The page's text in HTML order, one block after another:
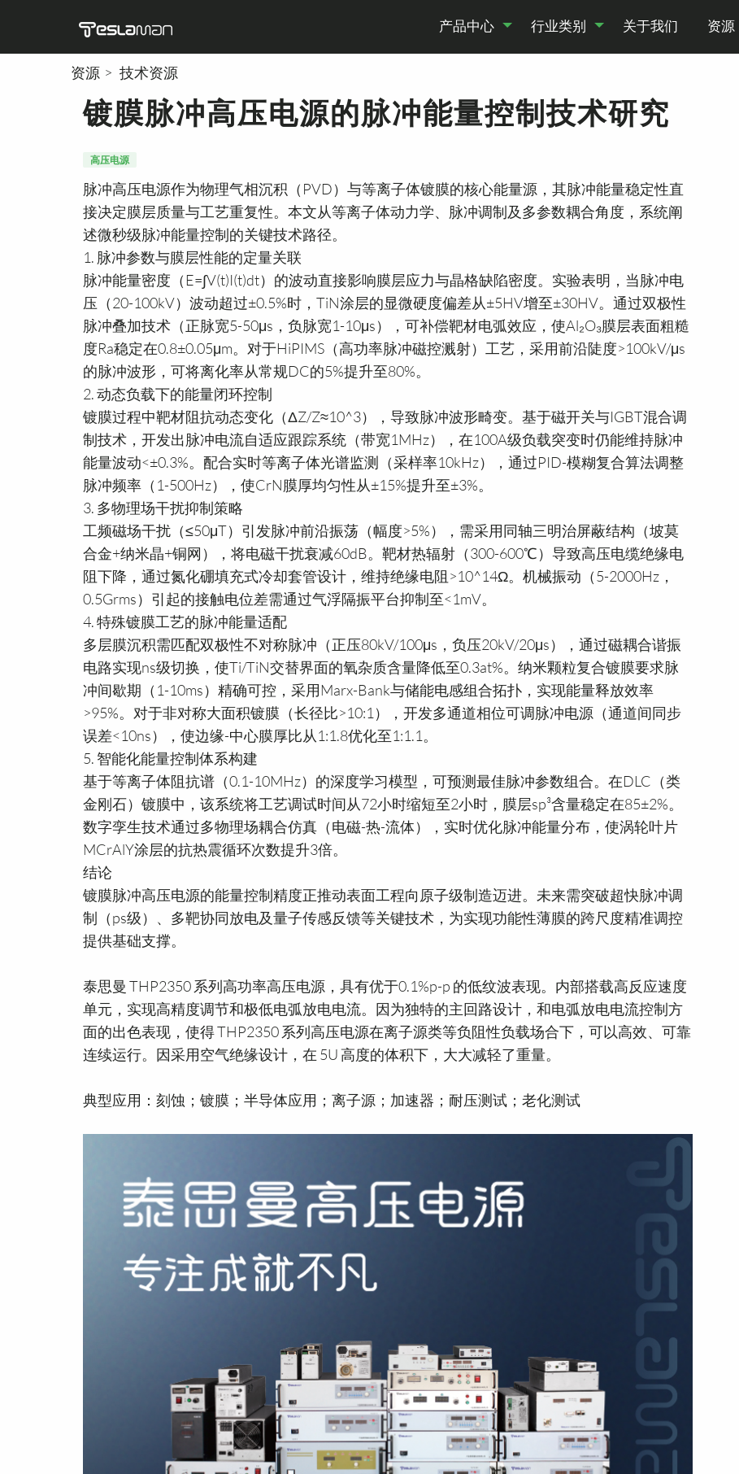
产品中心 行业类别 关于我们 资源
资源 技术资源
镀膜脉冲高压电源的脉冲能量控制技术研究
高压电源
脉冲高压电源作为物理气相沉积（PVD）与等离子体镀膜的核心能量源，其脉冲能量稳定性直
接决定膜层质量与工艺重复性。本文从等离子体动力学、脉冲调制及多参数耦合角度，系统阐
述微秒级脉冲能量控制的关键技术路径。
1. 脉冲参数与膜层性能的定量关联
脉冲能量密度（E=∫V(t)I(t)dt）的波动直接影响膜层应力与晶格缺陷密度。实验表明，当脉冲电
压（20-100kV）波动超过±0.5%时，TiN涂层的显微硬度偏差从±5HV增至±30HV。通过双极性
脉冲叠加技术（正脉宽5-50μs，负脉宽1-10μs），可补偿靶材电弧效应，使Al₂O₃膜层表面粗糙
度Ra稳定在0.8±0.05μm。对于HiPIMS（高功率脉冲磁控溅射）工艺，采用前沿陡度>100kV/μs
的脉冲波形，可将离化率从常规DC的5%提升至80%。
2. 动态负载下的能量闭环控制
镀膜过程中靶材阻抗动态变化（ΔZ/Z≈10^3），导致脉冲波形畸变。基于磁开关与IGBT混合调
制技术，开发出脉冲电流自适应跟踪系统（带宽1MHz），在100A级负载突变时仍能维持脉冲
能量波动<±0.3%。配合实时等离子体光谱监测（采样率10kHz），通过PID-模糊复合算法调整
脉冲频率（1-500Hz），使CrN膜厚均匀性从±15%提升至±3%。
3. 多物理场干扰抑制策略
工频磁场干扰（≤50μT）引发脉冲前沿振荡（幅度>5%），需采用同轴三明治屏蔽结构（坡莫
合金+纳米晶+铜网），将电磁干扰衰减60dB。靶材热辐射（300-600℃）导致高压电缆绝缘电
阻下降，通过氮化硼填充式冷却套管设计，维持绝缘电阻>10^14Ω。机械振动（5-2000Hz，
0.5Grms）引起的接触电位差需通过气浮隔振平台抑制至<1mV。
4. 特殊镀膜工艺的脉冲能量适配
多层膜沉积需匹配双极性不对称脉冲（正压80kV/100μs，负压20kV/20μs），通过磁耦合谐振
电路实现ns级切换，使Ti/TiN交替界面的氧杂质含量降低至0.3at%。纳米颗粒复合镀膜要求脉
冲间歇期（1-10ms）精确可控，采用Marx-Bank与储能电感组合拓扑，实现能量释放效率
>95%。对于非对称大面积镀膜（长径比>10:1），开发多通道相位可调脉冲电源（通道间同步
误差<10ns），使边缘-中心膜厚比从1:1.8优化至1:1.1。
5. 智能化能量控制体系构建
基于等离子体阻抗谱（0.1-10MHz）的深度学习模型，可预测最佳脉冲参数组合。在DLC（类
金刚石）镀膜中，该系统将工艺调试时间从72小时缩短至2小时，膜层sp³含量稳定在85±2%。
数字孪生技术通过多物理场耦合仿真（电磁-热-流体），实时优化脉冲能量分布，使涡轮叶片
MCrAlY涂层的抗热震循环次数提升3倍。
结论
镀膜脉冲高压电源的能量控制精度正推动表面工程向原子级制造迈进。未来需突破超快脉冲调
制（ps级）、多靶协同放电及量子传感反馈等关键技术，为实现功能性薄膜的跨尺度精准调控
提供基础支撑。
泰思曼 THP2350 系列高功率高压电源，具有优于0.1%p-p 的低纹波表现。内部搭载高反应速度
单元，实现高精度调节和极低电弧放电电流。因为独特的主回路设计，和电弧放电电流控制方
面的出色表现，使得 THP2350 系列高压电源在离子源类等负阻性负载场合下，可以高效、可靠
连续运行。因采用空气绝缘设计，在 5U 高度的体积下，大大减轻了重量。
典型应用：刻蚀；镀膜；半导体应用；离子源；加速器；耐压测试；老化测试